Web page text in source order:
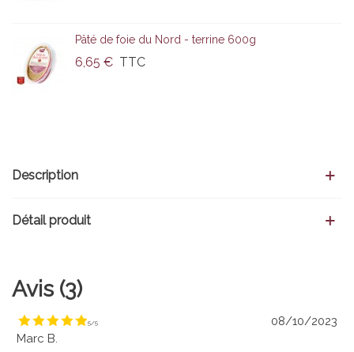
Pâté de foie du Nord - terrine 600g
6,65 € TTC
Description
Détail produit
Avis (3)
5/5
08/10/2023
Marc B.